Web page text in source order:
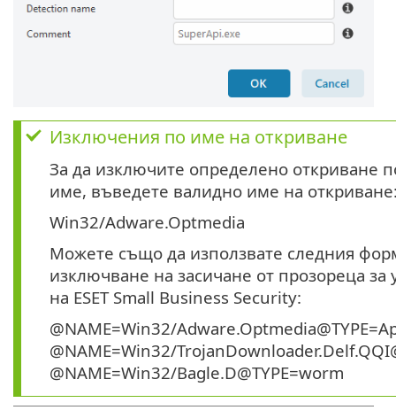
Изключения по име на откриване
За да изключите определено откриване
име, въведете валидно име на
Win32/Adware.Optmedia
Можете също да използвате следния
изключване на засичане от прозореца
на ESET Small Business Security:
@NAME=Win32/
@NAME=Win32/
@NAME=Win32/Bagle.D@TYPE=worm